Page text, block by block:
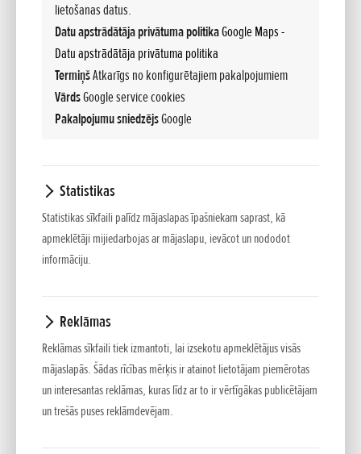
lietošanas datus.
Datu apstrādātāja privātuma politikaGoogle Maps -
Datu apstrādātāja privātuma politika
TermiņšAtkarīgs no konfigurētajiem pakalpojumiem
VārdsGoogle service cookies
Pakalpojumu sniedzējsGoogle
Statistikas
Statistikas sīkfaili palīdz mājaslapas īpašniekam saprast, kā
apmeklētāji mijiedarbojas ar mājaslapu, ievācot un nododot
informāciju.
Reklāmas
Reklāmas sīkfaili tiek izmantoti, lai izsekotu apmeklētājus visās
mājaslapās. Šādas rīcības mērķis ir atainot lietotājam piemērotas
un interesantas reklāmas, kuras līdz ar to ir vērtīgākas publicētājam
un trešās puses reklāmdevējam.